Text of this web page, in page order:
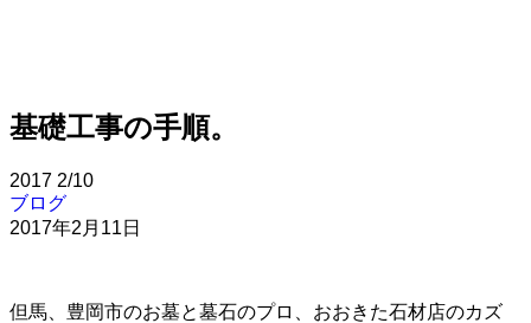
基礎工事の手順。
2017 2/10
ブログ
2017年2月11日
但馬、豊岡市のお墓と墓石のプロ、おおきた石材店のカズ